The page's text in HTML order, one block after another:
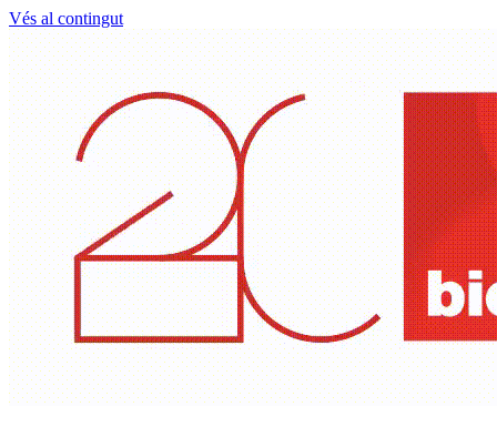
Vés al contingut